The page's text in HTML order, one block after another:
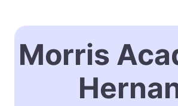
Morris